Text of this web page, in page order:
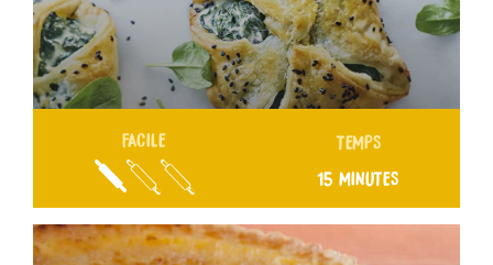
FACILE TEMPS
15 MINUTES